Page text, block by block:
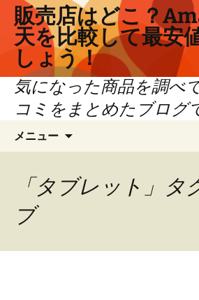
ツ
販売店はどこ？
天を比較して最安
しょう！
気になった商品を調べ
コミをまとめたブログ
メニュー
「タブレット」タ
ブ